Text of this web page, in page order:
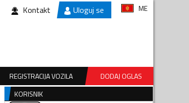
Kontakt Uloguj se ME
REGISTRACIJA VOZILA
DODAJ OGLAS
KORISNIK